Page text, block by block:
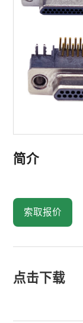
简介
索取报价
点击下载